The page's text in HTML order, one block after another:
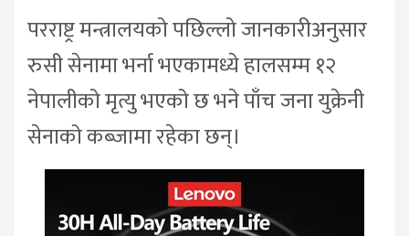
परराष्ट्र मन्त्रालयको पछिल्लो जानकारीअनुसार
रुसी सेनामा भर्ना भएकामध्ये हालसम्म १२
नेपालीको मृत्यु भएको छ भने पाँच जना युक्रेनी
सेनाको कब्जामा रहेका छन्।